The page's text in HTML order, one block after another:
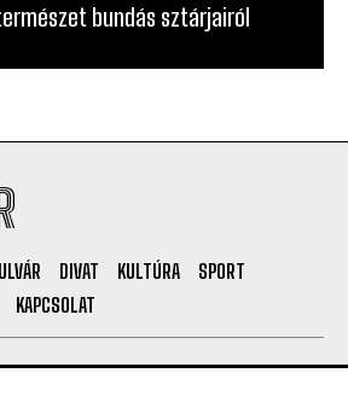
bundás sztárjairól
DIVAT KULTÚRA
SPORT
KAPCSOLAT